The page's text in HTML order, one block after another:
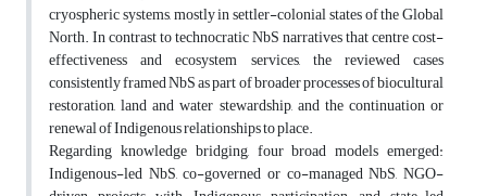
cryospheric systems, mostly in settler-colonial states of the Global
North. In contrast to technocratic NbS narratives that centre cost-
effectiveness and ecosystem services, the reviewed cases
consistently framed NbS as part of broader processes of biocultural
restoration, land and water stewardship, and the continuation or
renewal of Indigenous relationships to place.
Regarding knowledge bridging, four broad models emerged:
Indigenous-led NbS, co-governed or co-managed NbS, NGO-